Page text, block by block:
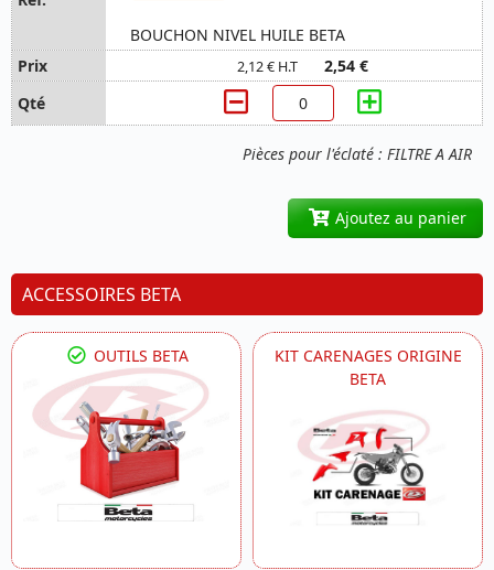
Pièces pour l'éclaté : FILTRE A AIR
BOUCHON NIVEL HUILE BETA
2,12 € H.T 2,54 €
Ajoutez au panier
ACCESSOIRES BETA
OUTILS BETA
KIT CARENAGES ORIGINE
BETA